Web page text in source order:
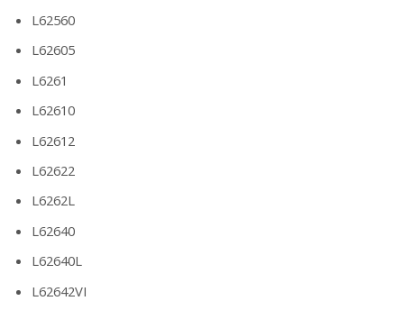
L62560
L62605
L6261
L62610
L62612
L62622
L6262L
L62640
L62640L
L62642VI